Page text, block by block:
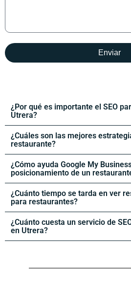
Enviar
¿Por qué es importante el SEO
Utrera?
¿Cuáles son las mejores
restaurante?
¿Cómo ayuda Google My
posicionamiento de un
¿Cuánto tiempo se tarda en ver
para restaurantes?
¿Cuánto cuesta un servicio de
en Utrera?